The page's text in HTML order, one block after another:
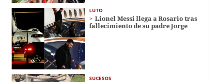
LUTO
Lionel Messi llega a Rosario tras
fallecimiento de su padre Jorge
SUCESOS